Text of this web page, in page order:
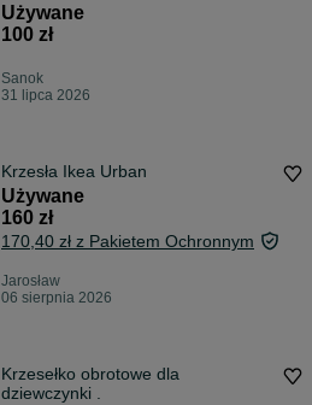
Używane
100 zł
Sanok
31 lipca 2026
Krzesła Ikea Urban
Używane
160 zł
170,40 zł z Pakietem Ochronnym
Jarosław
06 sierpnia 2026
Krzesełko obrotowe dla
dziewczynki .